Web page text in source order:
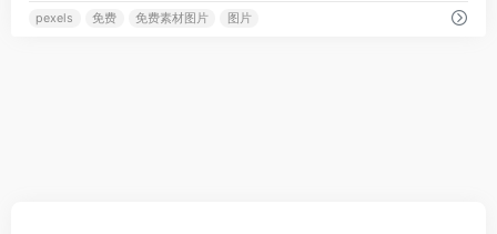
pexels 免费 免费素材图片 图片